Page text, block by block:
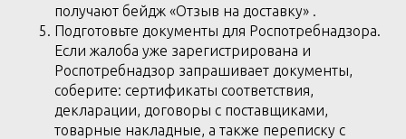
получают бейдж «Отзыв на доставку» .
Подготовьте документы для Роспотребнадзора.
Если жалоба уже зарегистрирована и
Роспотребнадзор запрашивает документы,
соберите: сертификаты соответствия,
декларации, договоры с поставщиками,
товарные накладные, а также переписку с